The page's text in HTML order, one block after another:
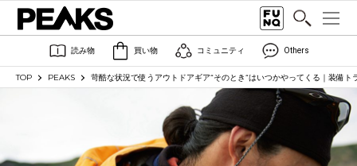
読み物 買い物 コミュニティ Others
TOP PEAKS 苛酷な状況で使うアウトドアギア“そのとき“はいつかやってくる｜装備ト